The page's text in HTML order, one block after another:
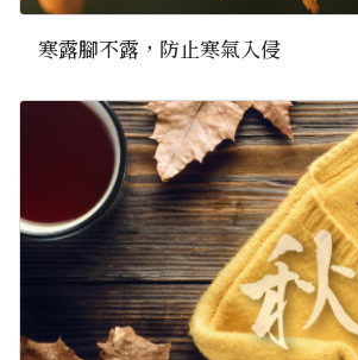
寒露腳不露，防止寒氣入侵